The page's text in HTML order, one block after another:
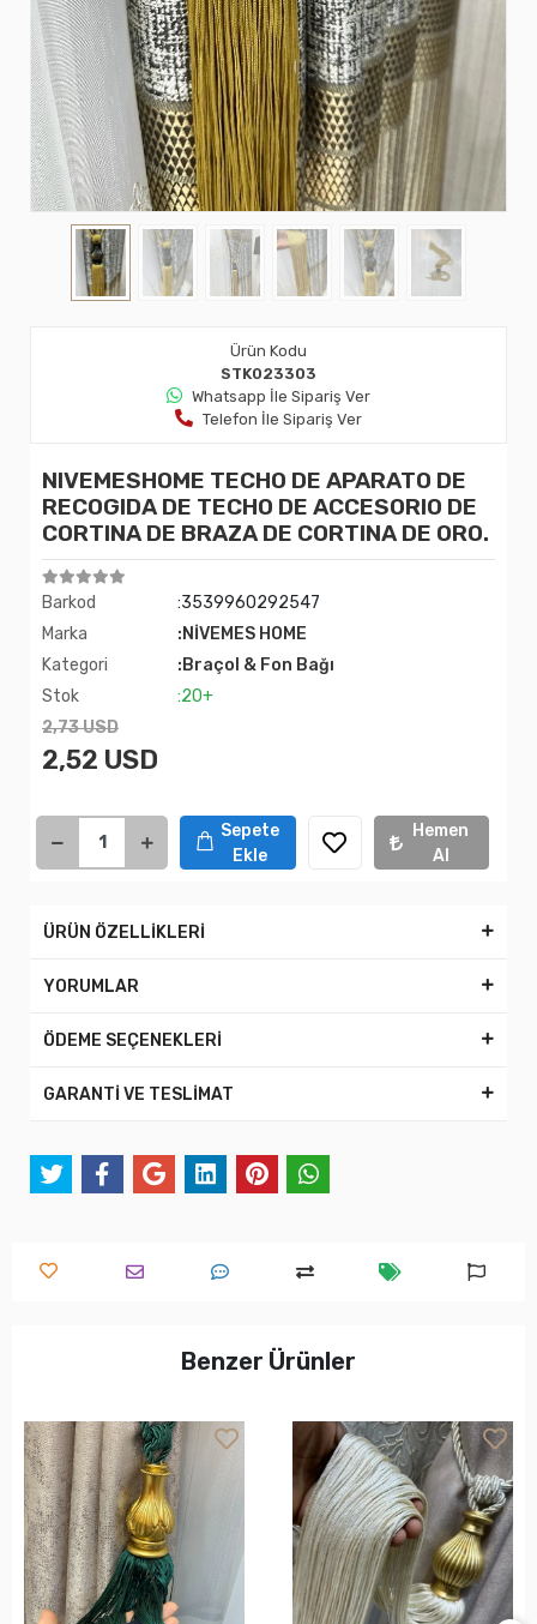
Ürün Kodu
STK023303
Whatsapp İle Sipariş Ver
Telefon İle Sipariş Ver
NIVEMESHOME TECHO DE APARATO DE
RECOGIDA DE TECHO DE ACCESORIO DE
CORTINA DE BRAZA DE CORTINA DE ORO.
Barkod
:3539960292547
Marka
:NİVEMES HOME
Kategori
:Braçol & Fon Bağı
Stok
:20+
2,73 USD
2,52 USD
Sepete
Ekle
Hemen
Al
ÜRÜN ÖZELLİKLERİ
YORUMLAR
ÖDEME SEÇENEKLERİ
GARANTİ VE TESLİMAT
Benzer Ürünler